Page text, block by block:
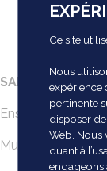
07 août 2024
SAMEDI 10
Ensemble Swamp
Musique de la
Ce site
Nous
expérience
pertinente
disposer
Web. Nous
quant à
engageons